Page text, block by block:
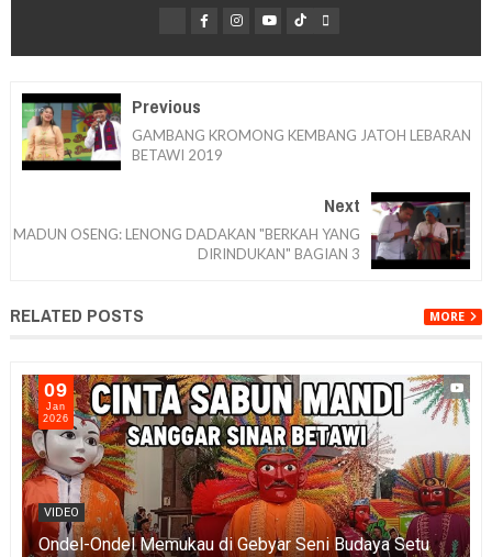
Previous
GAMBANG KROMONG KEMBANG JATOH LEBARAN
BETAWI 2019
Next
MADUN OSENG: LENONG DADAKAN "BERKAH YANG
DIRINDUKAN" BAGIAN 3
RELATED POSTS MORE
09
Jan
2026
VIDEO
Ondel-Ondel Memukau di Gebyar Seni Budaya Setu